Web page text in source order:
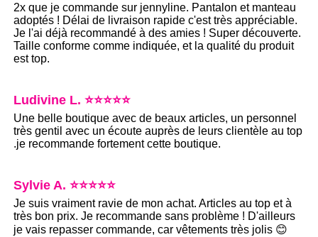
2x que je commande sur jennyline. Pantalon et manteau
adoptés ! Délai de livraison rapide c'est très appréciable.
Je l'ai déjà recommandé à des amies ! Super découverte.
Taille conforme comme indiquée, et la qualité du produit
est top.
Ludivine L. ⭐⭐⭐⭐⭐
Une belle boutique avec de beaux articles, un personnel
très gentil avec un écoute auprès de leurs clientèle au top
.je recommande fortement cette boutique.
Sylvie A. ⭐⭐⭐⭐⭐
Je suis vraiment ravie de mon achat. Articles au top et à
très bon prix. Je recommande sans problème ! D'ailleurs
je vais repasser commande, car vêtements très jolis 😊